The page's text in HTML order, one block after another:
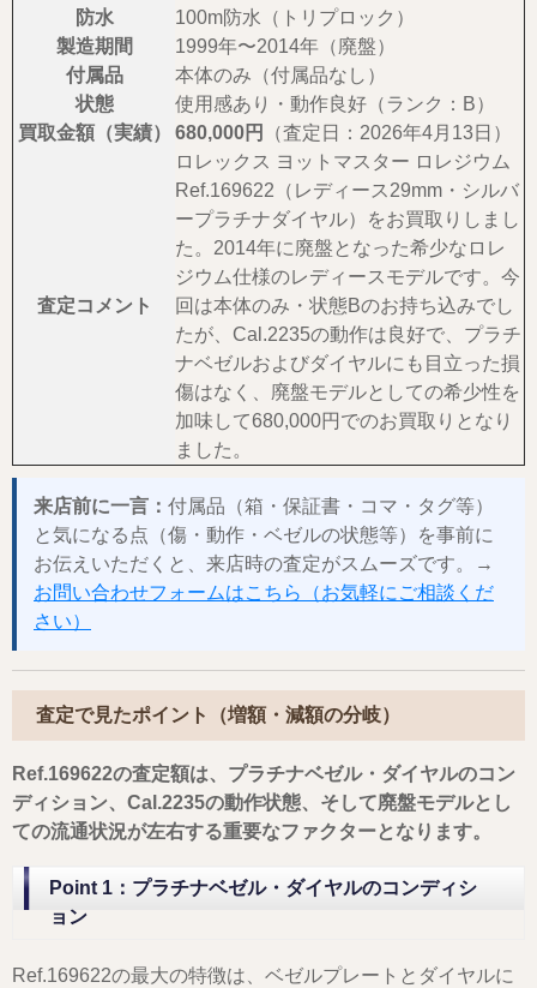
防水
100m防水（トリプロック）
製造期間
1999年〜2014年（廃盤）
付属品
本体のみ（付属品なし）
状態
使用感あり・動作良好（ランク：B）
買取金額（実績）
680,000円 （査定日：2026年4月13日）
査定コメント
ロレックス ヨットマスター ロレジウム
Ref.169622（レディース29mm・シルバ
ープラチナダイヤル）をお買取りしまし
た。2014年に廃盤となった希少なロレ
ジウム仕様のレディースモデルです。今
回は本体のみ・状態Bのお持ち込みでし
たが、Cal.2235の動作は良好で、プラチ
ナベゼルおよびダイヤルにも目立った損
傷はなく、廃盤モデルとしての希少性を
加味して680,000円でのお買取りとなり
ました。
来店前に一言： 付属品（箱・保証書・コマ・タグ等）
と気になる点（傷・動作・ベゼルの状態等）を事前に
お伝えいただくと、来店時の査定がスムーズです。→
お問い合わせフォームはこちら（お気軽にご相談くだ
さい）
査定で見たポイント（増額・減額の分岐）
Ref.169622の査定額は、プラチナベゼル・ダイヤルのコン
ディション、Cal.2235の動作状態、そして廃盤モデルとし
ての流通状況が左右する重要なファクターとなります。
Point 1：プラチナベゼル・ダイヤルのコンディシ
ョン
Ref.169622の最大の特徴は、ベゼルプレートとダイヤルに